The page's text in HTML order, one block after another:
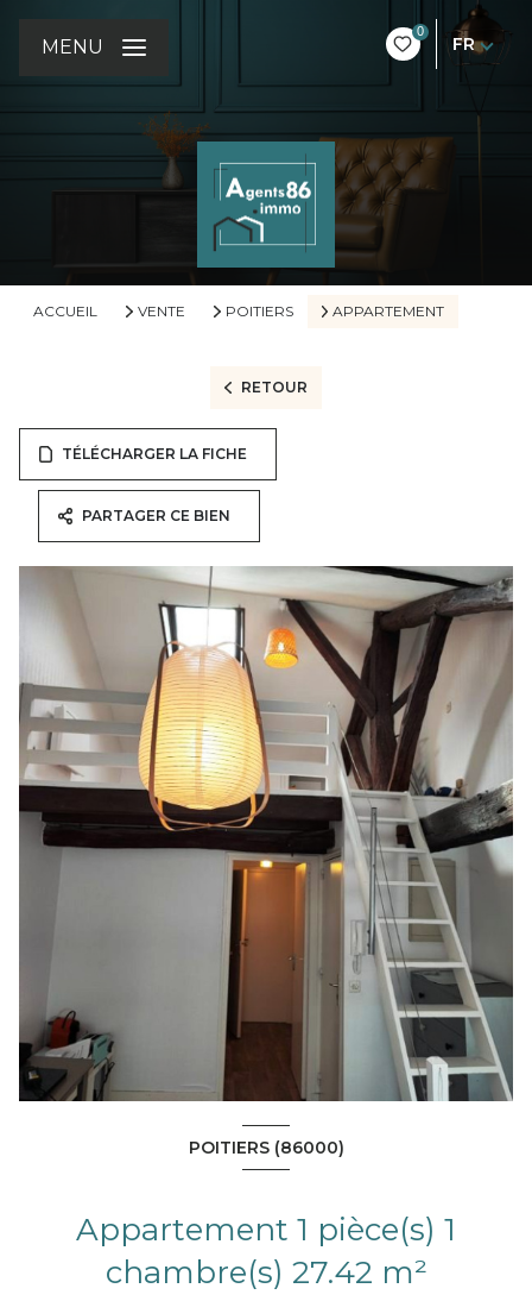
0
FR
MENU
ACCUEIL VENTE POITIERS APPARTEMENT
RETOUR
TÉLÉCHARGER LA FICHE
PARTAGER CE BIEN
POITIERS (86000)
Appartement 1 pièce(s) 1
chambre(s) 27.42 m²